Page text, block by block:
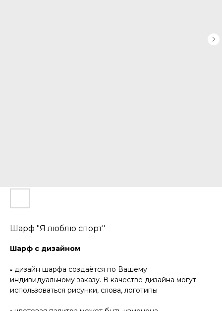
Шарф "Я люблю спорт"
Шарф с дизайном
▫️ дизайн шарфа создаётся по Вашему
индивидуальному заказу. В качестве дизайна могут
использоваться рисунки, слова, логотипы